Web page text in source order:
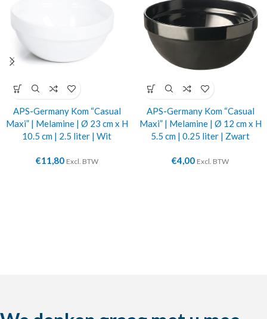
APS-Germany Kom “Casual
Maxi” | Melamine | Ø 23 cm x H
10.5 cm | 2.5 liter | Wit
€11,80 Excl. BTW
APS-Germany Kom “Casual
Maxi” | Melamine | Ø 12 cm x H
5.5 cm | 0.25 liter | Zwart
€4,00 Excl. BTW